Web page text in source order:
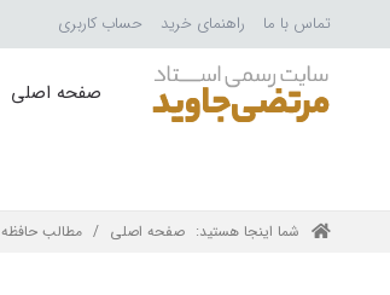
تماس با ما راهنمای خرید حساب کاربری
صفحه اصلی
شما اینجا هستید: صفحه اصلی / مطالب حافظه